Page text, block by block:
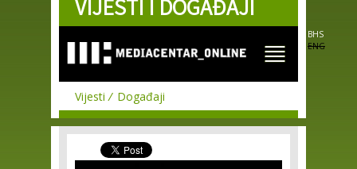
Skip to
main
VIJESTI I DOGAĐAJI
BHS
ENG
Vijesti Događaji